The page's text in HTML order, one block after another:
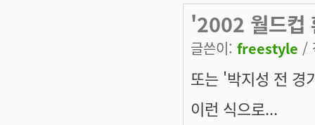
'2002 월드컵
글쓴이: freestyle /
또는 '박지성 전 경
이런 식으로...